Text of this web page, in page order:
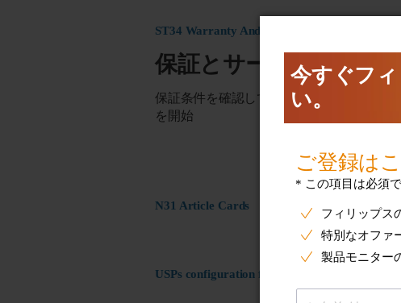
ST34 Warranty And Service
保証とサービス
保証条件を確認して製品の交換または保証
を開始
N31 Article Cards
USPs configuration for ST17 Register-now